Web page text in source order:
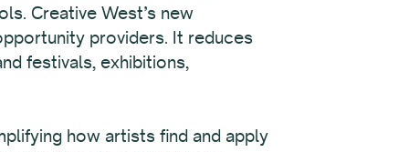
Creative West’s new
providers. It reduces
festivals, exhibitions,
how artists find and apply